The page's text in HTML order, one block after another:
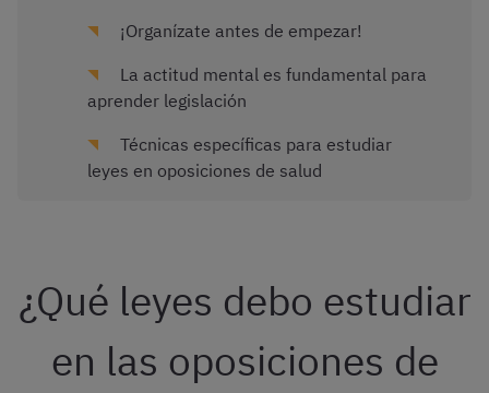
¡Organízate antes de empezar!
La actitud mental es fundamental para
aprender legislación
Técnicas específicas para estudiar
leyes en oposiciones de salud
¿Qué leyes debo estudiar
en las oposiciones de